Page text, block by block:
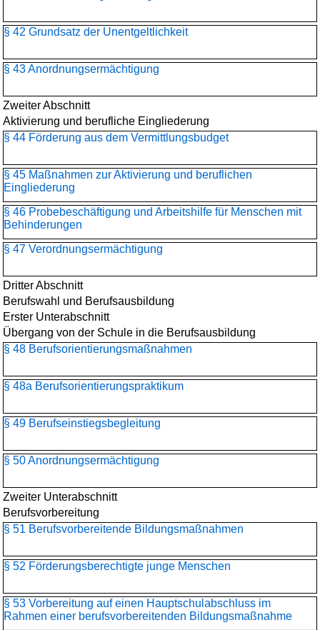
§ 42 Grundsatz der Unentgeltlichkeit
§ 43 Anordnungsermächtigung
Zweiter Abschnitt
Aktivierung und berufliche Eingliederung
§ 44 Förderung aus dem Vermittlungsbudget
§ 45 Maßnahmen zur Aktivierung und beruflichen
Eingliederung
§ 46 Probebeschäftigung und Arbeitshilfe für Menschen mit
Behinderungen
§ 47 Verordnungsermächtigung
Dritter Abschnitt
Berufswahl und Berufsausbildung
Erster Unterabschnitt
Übergang von der Schule in die Berufsausbildung
§ 48 Berufsorientierungs­maßnahmen
§ 48a Berufsorientierungspraktikum
§ 49 Berufseinstiegsbegleitung
§ 50 Anordnungsermächtigung
Zweiter Unterabschnitt
Berufsvorbereitung
§ 51 Berufsvorbereitende Bildungsmaßnahmen
§ 52 Förderungsberechtigte junge Menschen
§ 53 Vorbereitung auf einen Hauptschulabschluss im
Rahmen einer berufsvorbereitenden Bildungsmaßnahme